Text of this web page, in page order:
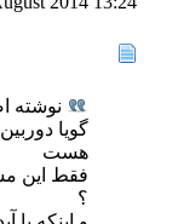
نوشته
گویا
هست
فقط این
؟